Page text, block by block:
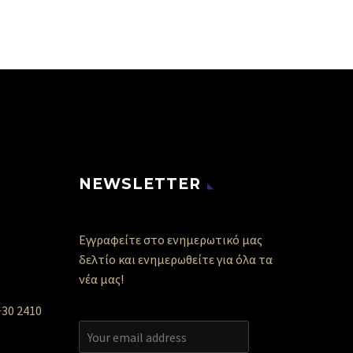
2410
NEWSLETTER
Εγγραφείτε στο ενημερωτικό μας
δελτίο και ενημερωθείτε για όλα τα
νέα μας!